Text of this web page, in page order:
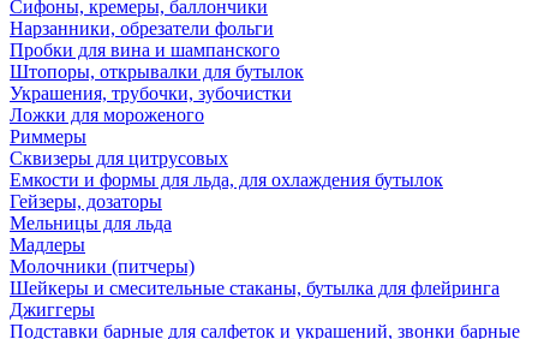
Сифоны, кремеры, баллончики
Нарзанники, обрезатели фольги
Пробки для вина и шампанского
Штопоры, открывалки для бутылок
Украшения, трубочки, зубочистки
Ложки для мороженого
Риммеры
Сквизеры для цитрусовых
Емкости и формы для льда, для охлаждения бутылок
Гейзеры, дозаторы
Мельницы для льда
Мадлеры
Молочники (питчеры)
Шейкеры и смесительные стаканы, бутылка для флейринга
Джиггеры
Подставки барные для салфеток и украшений, звонки барные